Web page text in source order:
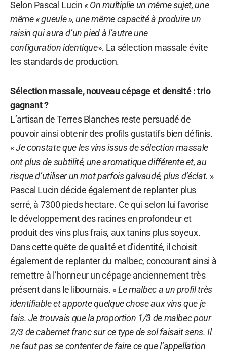
Selon Pascal Lucin« On multiplie un même sujet, une
même « gueule », une même capacité à produire un
raisin qui aura d’un pied à l’autre une
configurationidentique». La sélection massale évite
les standards de production.
Sélection massale, nouveau cépage et densité : trio
gagnant ?
L’artisan de Terres Blanches reste persuadé de
pouvoir ainsi obtenir des profils gustatifs bien définis.
«Je constate que les vins issus de sélection massale
ont plus de subtilité, une aromatique différente et, au
risque d’utiliser un mot parfois galvaudé, plus d’éclat. »
Pascal Lucin décide également de replanter plus
serré, à 7300 pieds hectare. Ce qui selon lui favorise
le développement des racines en profondeur et
produit des vins plus frais, aux tanins plus soyeux.
Dans cette quête de qualité et d’identité, il choisit
également de replanter du malbec, concourant ainsi à
remettre à l’honneur un cépage anciennement très
présent dans le libournais. «Le malbec a un profil très
identifiable et apporte quelque chose aux vins que je
fais. Je trouvais que la proportion 1/3 de malbec pour
2/3 de cabernet franc sur ce type de sol faisait sens. Il
ne faut pas se contenter de faire ce que l’appellation